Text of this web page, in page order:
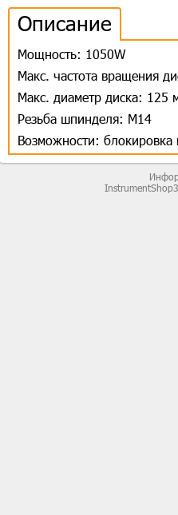
Описание
Мощность: 1050W
Макс. частота вращения
Макс. диаметр диска: 125
Резьба шпинделя: M14
Возможности: